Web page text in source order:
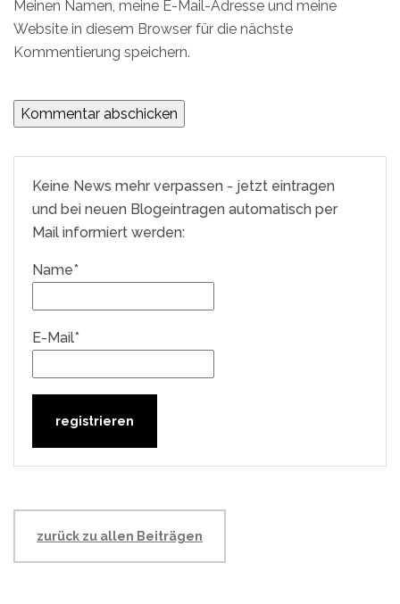
Meinen Namen, meine E-Mail-Adresse und meine
Website in diesem Browser für die nächste
Kommentierung speichern.
Keine News mehr verpassen - jetzt eintragen
und bei neuen Blogeintragen automatisch per
Mail informiert werden:
Name*
E-Mail*
zurück zu allen Beiträgen